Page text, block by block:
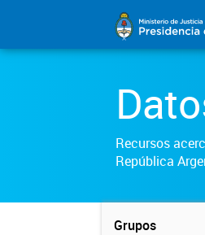
Recursos
República
Grupos